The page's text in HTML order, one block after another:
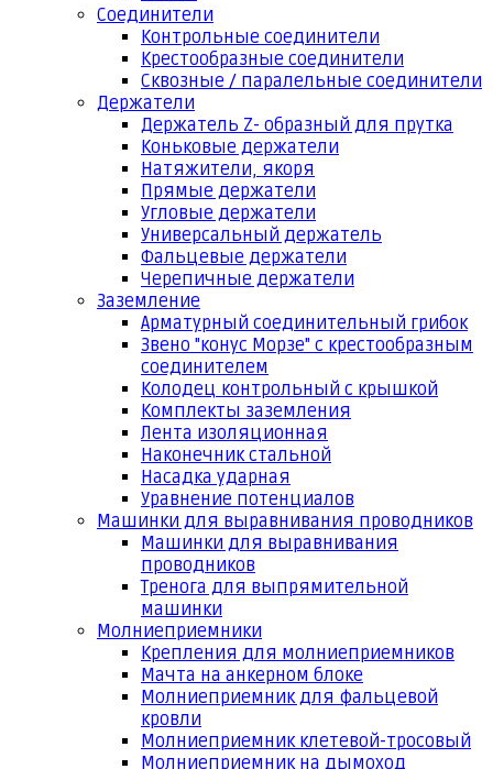
Соединители
Контрольные соединители
Крестообразные соединители
Сквозные / паралельные соединители
Держатели
Держатель Z- образный для прутка
Коньковые держатели
Натяжители, якоря
Прямые держатели
Угловые держатели
Универсальный держатель
Фальцевые держатели
Черепичные держатели
Заземление
Арматурный соединительный грибок
Звено "конус Морзе" с крестообразным
соединителем
Колодец контрольный с крышкой
Комплекты заземления
Лента изоляционная
Наконечник стальной
Насадка ударная
Уравнение потенциалов
Машинки для выравнивания проводников
Машинки для выравнивания
проводников
Тренога для выпрямительной
машинки
Молниеприемники
Крепления для молниеприемников
Мачта на анкерном блоке
Молниеприемник для фальцевой
кровли
Молниеприемник клетевой-тросовый
Молниеприемник на дымоход